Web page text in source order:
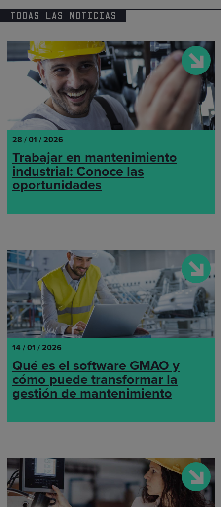
TODAS LAS NOTICIAS
28 / 01 / 2026
Trabajar en mantenimiento
industrial: Conoce las
oportunidades
14 / 01 / 2026
Qué es el software GMAO y
cómo puede transformar la
gestión de mantenimiento